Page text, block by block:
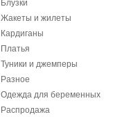
Блузки
Жакеты и жилеты
Кардиганы
Платья
Туники и джемперы
Разное
Одежда для беременных
Распродажа